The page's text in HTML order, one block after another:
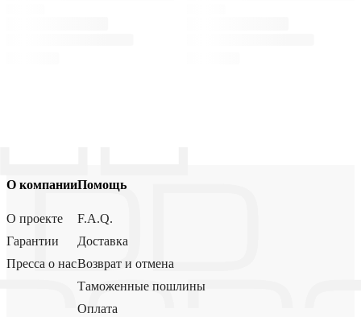
О компании
О проекте
Гарантии
Пресса о нас
Помощь
F.A.Q.
Доставка
Возврат и отмена
Таможенные пошлины
Оплата